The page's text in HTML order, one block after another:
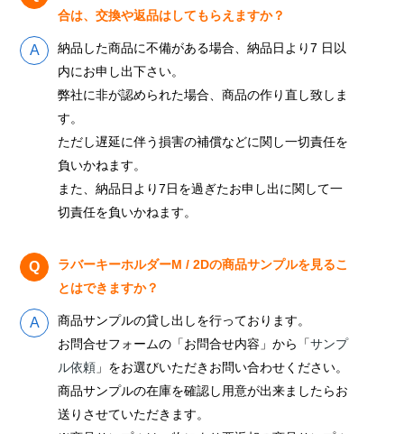
合は、交換や返品はしてもらえますか？
納品した商品に不備がある場合、納品日より7 日以
内にお申し出下さい。
弊社に非が認められた場合、商品の作り直し致しま
す。
ただし遅延に伴う損害の補償などに関し一切責任を
負いかねます。
また、納品日より7日を過ぎたお申し出に関して一
切責任を負いかねます。
ラバーキーホルダーM / 2Dの商品サンプルを見るこ
とはできますか？
商品サンプルの貸し出しを行っております。
お問合せフォームの「お問合せ内容」から「サンプ
ル依頼 」をお選びいただきお問い合わせください。
商品サンプルの在庫を確認し用意が出来ましたらお
送りさせていただきます。